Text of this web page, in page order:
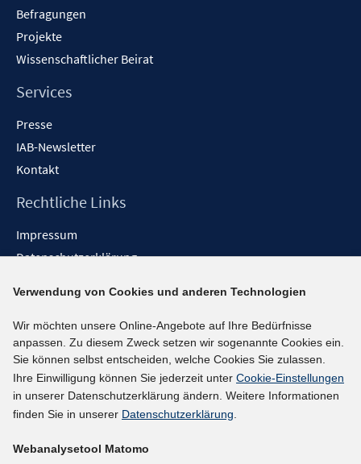
Befragungen
Projekte
Wissenschaftlicher Beirat
Services
Presse
IAB-Newsletter
Kontakt
Rechtliche Links
Impressum
Datenschutzerklärung
Barrieren melden
Social-Media-Kanäle
BlueSky
YouTube
LinkedIn
kununu
Verwendung von Cookies und anderen Technologien
Wir möchten unsere Online-Angebote auf Ihre Bedürfnisse
anpassen. Zu diesem Zweck setzen wir sogenannte Cookies ein.
Sie können selbst entscheiden, welche Cookies Sie zulassen.
Ihre Einwilligung können Sie jederzeit unter Cookie-Einstellungen
in unserer Datenschutzerklärung ändern. Weitere Informationen
finden Sie in unserer Datenschutzerklärung.
Webanalysetool Matomo